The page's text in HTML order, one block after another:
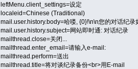
leftMenu.client_settings=设定
localeid=Chinese (Traditional)
mail.user.history.body=哈喽, {0}!\n\n您的对话纪
mail.user.history.subject=网站即时通: 对话纪录
mailthread.close=关闭...
mailthread.enter_email=请输入e-mail:
mailthread.perform=送出
mailthread.title=将对谈纪录备份<br>用E-mail